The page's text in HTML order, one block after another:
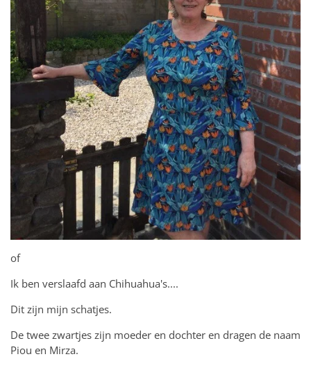
of
Ik ben verslaafd aan Chihuahua's....
Dit zijn mijn schatjes.
De twee zwartjes zijn moeder en dochter en dragen de naam
Piou en Mirza.